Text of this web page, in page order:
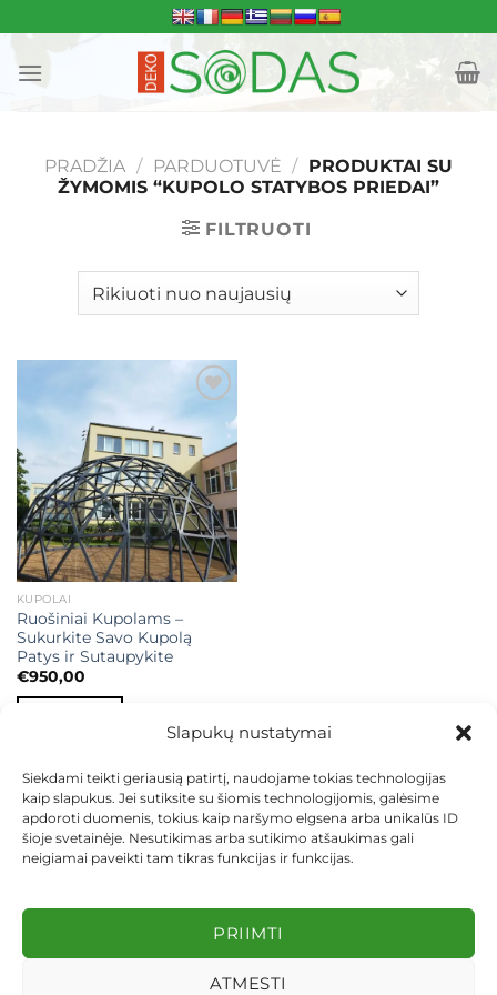
Slapukų nustatymai
Siekdami teikti geriausią patirtį, naudojame tokias technologijas
kaip slapukus. Jei sutiksite su šiomis technologijomis, galėsime
apdoroti duomenis, tokius kaip naršymo elgsena arba unikalūs ID
šioje svetainėje. Nesutikimas arba sutikimo atšaukimas gali
neigiamai paveikti tam tikras funkcijas ir funkcijas.
PRIIMTI
ATMESTI
to
content
PRADŽIA / PARDUOTUVĖ / PRODUKTAI SU
ŽYMOMIS “KUPOLO STATYBOS PRIEDAI”
FILTRUOTI
Mėgstamiausias
KUPOLAI
Ruošiniai Kupolams –
Sukurkite Savo Kupolą
Patys ir Sutaupykite
€950,00
KEITIMAS IR GRĄŽINIMAS
PRIVATUMO POLITIKA
Visos teisės saugomos 2026 ©dekosodas.lt